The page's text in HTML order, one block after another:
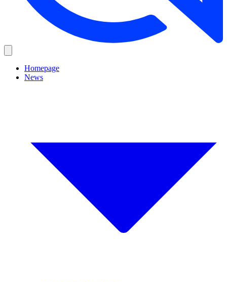
Homepage
News